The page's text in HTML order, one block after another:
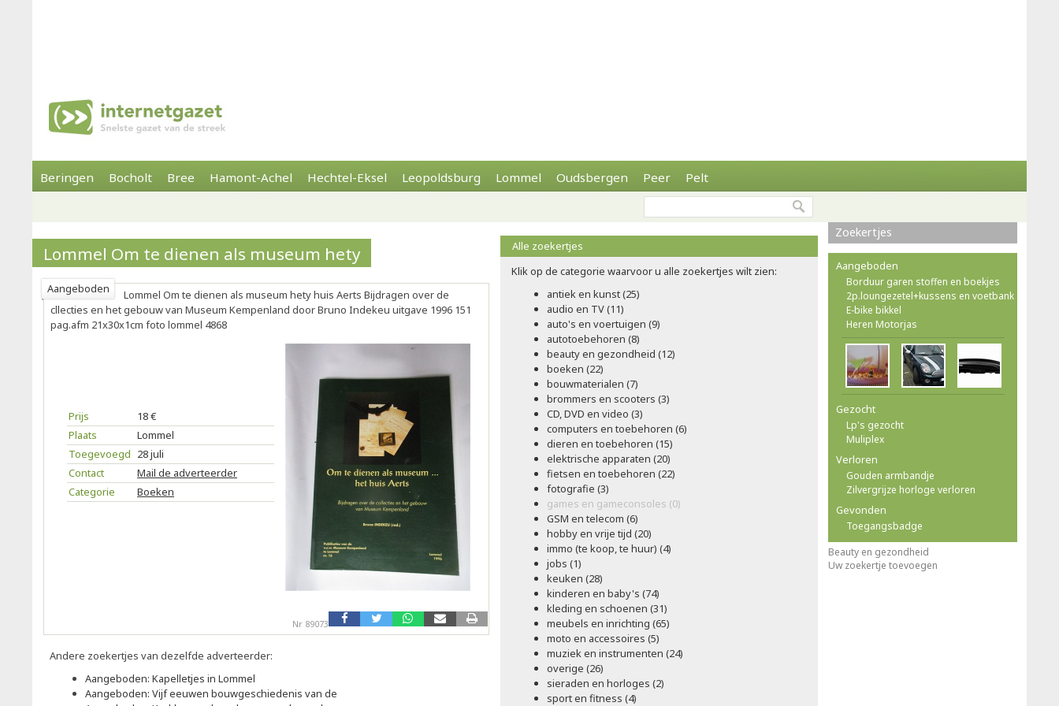
Beringen Bocholt Bree Hamont-Achel Hechtel-Eksel Leopoldsburg Lommel Oudsbergen Peer Pelt
Lommel Om te dienen als museum hety
Aangeboden
Lommel Om te dienen als museum hety huis Aerts Bijdragen over de
cllecties en het gebouw van Museum Kempenland door Bruno Indekeu uitgave 1996 151
pag.afm 21x30x1cm foto lommel 4868
Prijs
18 €
Plaats
Lommel
Toegevoegd 28 juli
Contact
Mail de adverteerder
Categorie
Boeken
Nr 89073
Andere zoekertjes van dezelfde adverteerder:
Aangeboden: Kapelletjes in Lommel
Aangeboden: Vijf eeuwen bouwgeschiedenis van de
Alle zoekertjes
Klik op de categorie waarvoor u alle zoekertjes wilt zien:
antiek en kunst (25)
audio en TV (11)
auto's en voertuigen (9)
autotoebehoren (8)
beauty en gezondheid (12)
boeken (22)
bouwmaterialen (7)
brommers en scooters (3)
CD, DVD en video (3)
computers en toebehoren (6)
dieren en toebehoren (15)
elektrische apparaten (20)
fietsen en toebehoren (22)
fotografie (3)
games en gameconsoles (0)
GSM en telecom (6)
hobby en vrije tijd (20)
immo (te koop, te huur) (4)
jobs (1)
keuken (28)
kinderen en baby's (74)
kleding en schoenen (31)
meubels en inrichting (65)
moto en accessoires (5)
muziek en instrumenten (24)
overige (26)
sieraden en horloges (2)
sport en fitness (4)
Zoekertjes
Aangeboden
Borduur garen stoffen en boekjes
2p.loungezetel+kussens en voetbank
E-bike bikkel
Heren Motorjas
Gezocht
Lp's gezocht
Muliplex
Verloren
Gouden armbandje
Zilvergrijze horloge verloren
Gevonden
Toegangsbadge
Beauty en gezondheid
Uw zoekertje toevoegen